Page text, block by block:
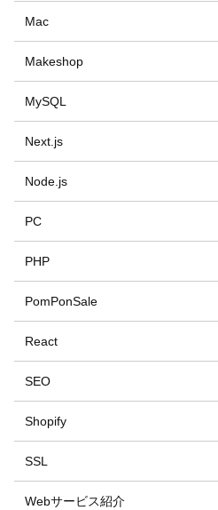
Mac
Makeshop
MySQL
Next.js
Node.js
PC
PHP
PomPonSale
React
SEO
Shopify
SSL
Webサービス紹介